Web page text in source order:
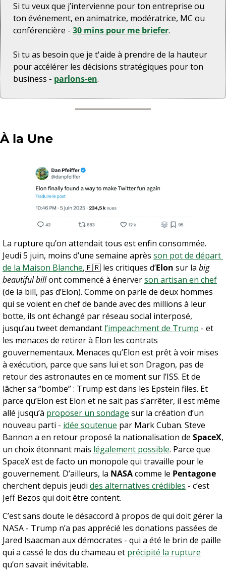
Si tu veux que j’intervienne pour ton entreprise ou
ton événement, en animatrice, modératrice, MC ou
conférencière - 30 mins pour me briefer.
Si tu as besoin que je t'aide à prendre de la hauteur
pour accélérer les décisions stratégiques pour ton
business - parlons-en.
À la Une
La rupture qu’on attendait tous est enfin consommée.
Jeudi 5 juin, moins d’une semaine après son pot de départ
de la Maison Blanche,🇫🇷 les critiques d’Elon sur la big
beautiful bill ont commencé à énerver son artisan en chef
(de la bill, pas d’Elon). Comme on parle de deux hommes
qui se voient en chef de bande avec des millions à leur
botte, ils ont échangé par réseau social interposé,
jusqu’au tweet demandant l’impeachment de Trump - et
les menaces de retirer à Elon les contrats
gouvernementaux. Menaces qu’Elon est prêt à voir mises
à exécution, parce que sans lui et son Dragon, pas de
retour des astronautes en ce moment sur l’ISS. Et de
lâcher sa “bombe” : Trump est dans les Epstein files. Et
parce qu’Elon est Elon et ne sait pas s’arrêter, il est même
allé jusqu’à proposer un sondage sur la création d’un
nouveau parti - idée soutenue par Mark Cuban. Steve
Bannon a en retour proposé la nationalisation de SpaceX,
un choix étonnant mais légalement possible. Parce que
SpaceX est de facto un monopole qui travaille pour le
gouvernement. D’ailleurs, la NASA comme le Pentagone
cherchent depuis jeudi des alternatives crédibles - c’est
Jeff Bezos qui doit être content.
C’est sans doute le désaccord à propos de qui doit gérer la
NASA - Trump n’a pas apprécié les donations passées de
Jared Isaacman aux démocrates - qui a été le brin de paille
qui a cassé le dos du chameau et précipité la rupture
qu’on savait inévitable.